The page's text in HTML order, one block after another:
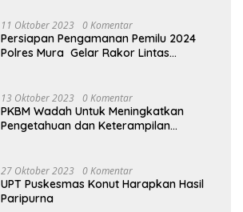
11 Oktober 2023 0 Komentar
Persiapan Pengamanan Pemilu 2024
Polres Mura Gelar Rakor Lintas
13 Oktober 2023 0 Komentar
PKBM Wadah Untuk Meningkatkan
Pengetahuan dan Keterampilan
27 Oktober 2023 0 Komentar
UPT Puskesmas Konut Harapkan Hasil
Paripurna